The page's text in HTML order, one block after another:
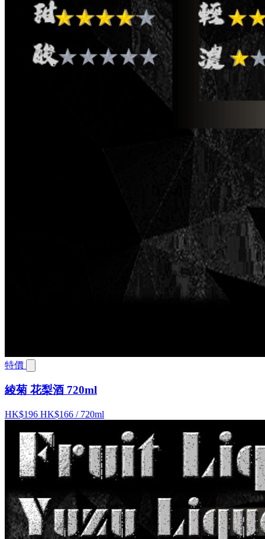
特價
綾菊 花梨酒 720ml
HK$196 HK$166 / 720ml